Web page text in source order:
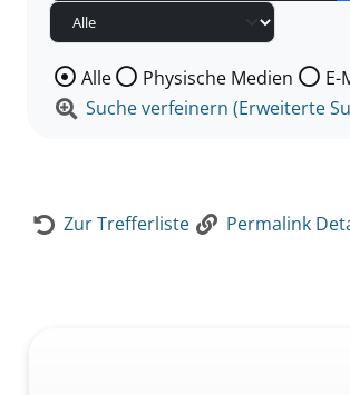
Wählen Sie die Medienart nach der
Alle Physische Medien
E-
Suche verfeinern (Erweiterte
Zur Trefferliste Permalink